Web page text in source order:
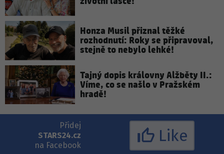
Honza Musil přiznal těžké
rozhodnutí: Roky se připravoval,
stejně to nebylo lehké!
Tajný dopis královny Alžběty II.:
Víme, co se našlo v Pražském
hradě!
Přidej
STARS24.cz
na Facebook
Like